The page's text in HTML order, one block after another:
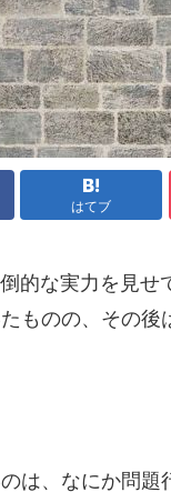
はてブ
的な実力を見せ
ものの、その後
は、なにか問